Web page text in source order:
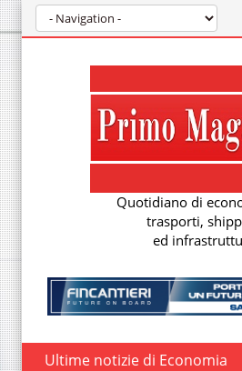
Quotidiano di
trasporti,
ed
Ultime notizie di Economia
Regolamento EUDR: soluzioni